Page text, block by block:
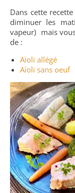
Dans cette
diminuer les
vapeur) mais
de :
Aïoli allégé
Aïoli sans oeuf